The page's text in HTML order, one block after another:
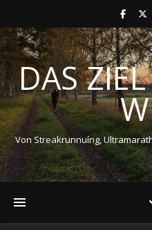
DAS
Von Streakrunnuíng,